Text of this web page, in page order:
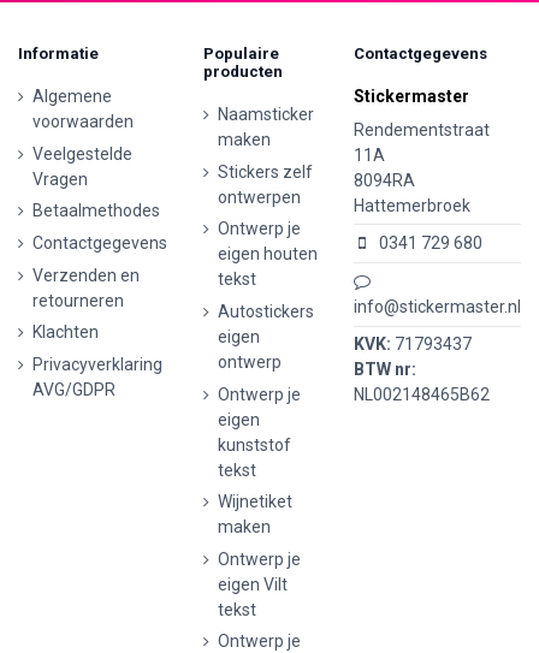
Informatie
Algemene
voorwaarden
Veelgestelde
Vragen
Betaalmethodes
Contactgegevens
Verzenden en
retourneren
Klachten
Privacyverklaring
AVG/GDPR
Populaire
producten
Naamsticker
maken
Stickers zelf
ontwerpen
Ontwerp je
eigen houten
tekst
Autostickers
eigen
ontwerp
Ontwerp je
eigen
kunststof
tekst
Wijnetiket
maken
Ontwerp je
eigen Vilt
tekst
Ontwerp je
Contactgegevens
Stickermaster
Rendementstraat
11A
8094RA
Hattemerbroek
0341 729 680
info@stickermaster.nl
KVK: 71793437
BTW nr:
NL002148465B62